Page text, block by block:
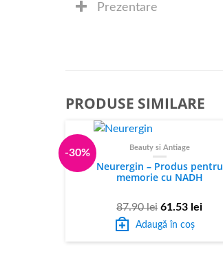
Prezentare
PRODUSE SIMILARE
-30% Beauty si Antiage
Neurergin – Produs pentru
memorie cu NADH
87.90lei 61.53 lei
Adaugă în coș